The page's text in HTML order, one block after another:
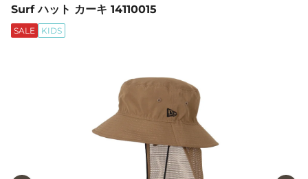
Surf ハット カーキ 14110015
SALE KIDS